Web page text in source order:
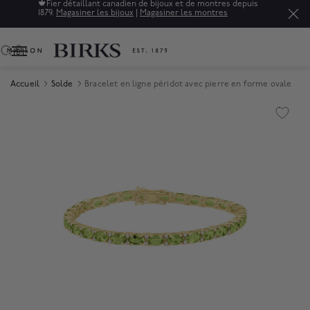
🍁 Fier détaillant canadien de bijoux et de montres depuis
1879. Magasiner les bijoux Magasiner les montres
0
Accueil Solde Bracelet en ligne péridot avec pierre en forme ovale